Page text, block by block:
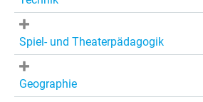
Spiel- und Theaterpädagogik
Geographie